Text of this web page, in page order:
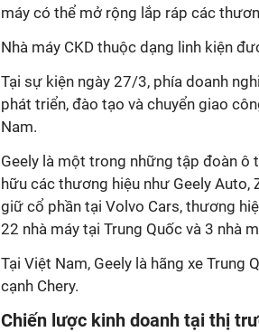
máy có thể mở rộng lắp ráp các
Nhà máy CKD thuộc dạng linh kiện
Tại sự kiện ngày 27/3, phía doanh
phát triển, đào tạo và chuyển giao
Nam.
Geely là một trong những tập đoàn ô
hữu các thương hiệu như Geely Auto,
giữ cổ phần tại Volvo Cars, thương
22 nhà máy tại Trung Quốc và 3 nhà
Tại Việt Nam, Geely là hãng xe Trung
cạnh Chery.
Chiến lược kinh doanh tại thị